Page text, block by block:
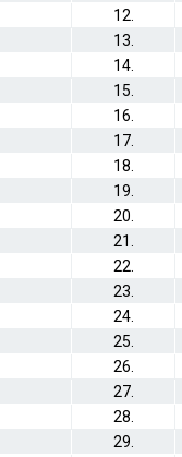
12.
13.
14.
15.
16.
17.
18.
19.
20.
21.
22.
23.
24.
25.
26.
27.
28.
29.